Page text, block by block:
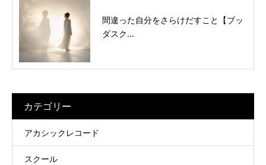
間違った自分をさらけだすこと【ブッ
ダスク...
カテゴリー
アカシックレコード
スクール